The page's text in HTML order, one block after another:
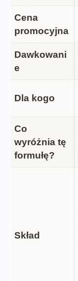
Cena
promocyjna
Dawkowani
e
Dla kogo
Co
wyróżnia tę
formułę?
Skład